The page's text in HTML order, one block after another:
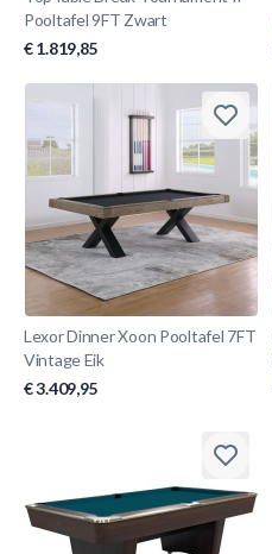
Pooltafel 9FT Zwart
€ 1.819,85
Lexor Dinner Xoon Pooltafel 7FT
Vintage Eik
€ 3.409,95